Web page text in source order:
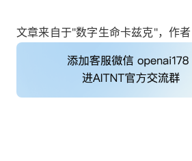
文章来自于"数字生命卡兹克"，作者